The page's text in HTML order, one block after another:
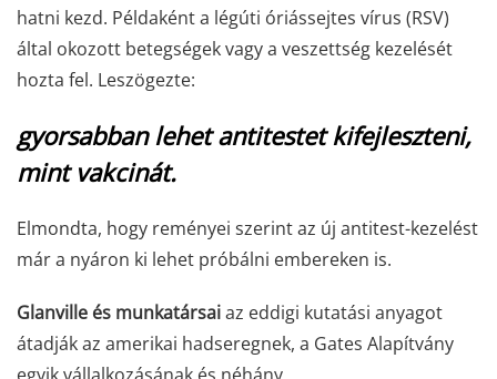
hatni kezd. Példaként a légúti óriássejtes vírus (RSV)
által okozott betegségek vagy a veszettség kezelését
hozta fel. Leszögezte:
gyorsabban lehet antitestet kifejleszteni,
mint vakcinát.
Elmondta, hogy reményei szerint az új antitest-kezelést
már a nyáron ki lehet próbálni embereken is.
Glanville és munkatársaiaz eddigi kutatási anyagot
átadják az amerikai hadseregnek, a Gates Alapítvány
egyik vállalkozásának és néhány